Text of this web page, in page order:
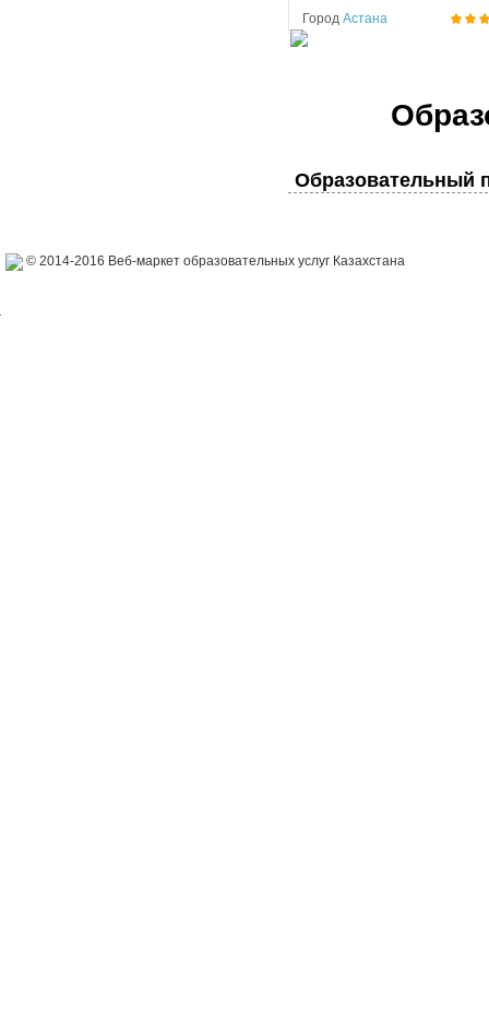
Город Астана
Образовательный
© 2014-2016 Веб-маркет образовательных услуг Казахстана